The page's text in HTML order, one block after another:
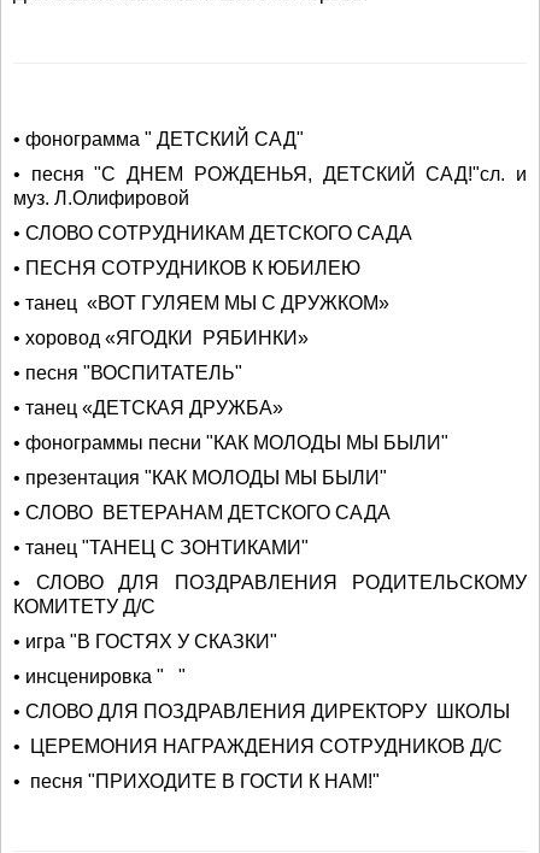
• фонограмма " ДЕТСКИЙ САД"
• песня "С ДНЕМ РОЖДЕНЬЯ, ДЕТСКИЙ САД!"сл. и
муз. Л.Олифировой
• СЛОВО СОТРУДНИКАМ ДЕТСКОГО САДА
• ПЕСНЯ СОТРУДНИКОВ К ЮБИЛЕЮ
• танец «ВОТ ГУЛЯЕМ МЫ С ДРУЖКОМ»
• хоровод «ЯГОДКИ РЯБИНКИ»
• песня "ВОСПИТАТЕЛЬ"
• танец «ДЕТСКАЯ ДРУЖБА»
• фонограммы песни "КАК МОЛОДЫ МЫ БЫЛИ"
• презентация "КАК МОЛОДЫ МЫ БЫЛИ"
• СЛОВО ВЕТЕРАНАМ ДЕТСКОГО САДА
• танец "ТАНЕЦ С ЗОНТИКАМИ"
• СЛОВО ДЛЯ ПОЗДРАВЛЕНИЯ РОДИТЕЛЬСКОМУ
КОМИТЕТУ Д/С
• игра "В ГОСТЯХ У СКАЗКИ"
• инсценировка " "
• СЛОВО ДЛЯ ПОЗДРАВЛЕНИЯ ДИРЕКТОРУ ШКОЛЫ
• ЦЕРЕМОНИЯ НАГРАЖДЕНИЯ СОТРУДНИКОВ Д/С
• песня "ПРИХОДИТЕ В ГОСТИ К НАМ!"